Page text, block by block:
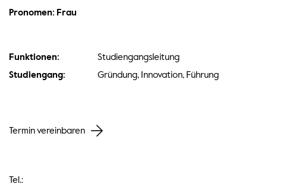
Pronomen: Frau
Funktionen:
Studiengangsleitung
Studiengang:
Gründung, Innovation, Führung
Termin vereinbaren
Tel.: